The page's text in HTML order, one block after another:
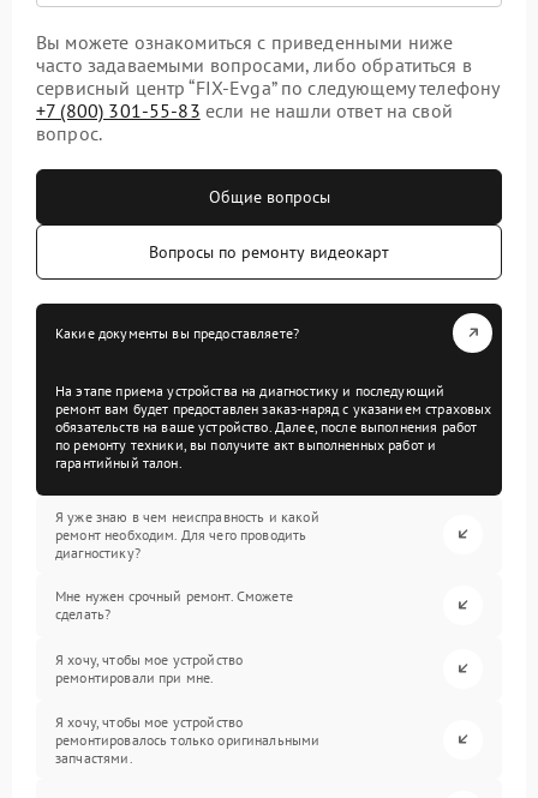
Вы можете ознакомиться с приведенными ниже
часто задаваемыми вопросами, либо обратиться в
сервисный центр “FIX-Evga” по следующему телефону
+7 (800) 301-55-83 если не нашли ответ на свой
вопрос.
Общие вопросы
Вопросы по ремонту видеокарт
Какие документы вы предоставляете?
На этапе приема устройства на диагностику и последующий
ремонт вам будет предоставлен заказ-наряд с указанием страховых
обязательств на ваше устройство. Далее, после выполнения работ
по ремонту техники, вы получите акт выполненных работ и
гарантийный талон.
Я уже знаю в чем неисправность и какой
ремонт необходим. Для чего проводить
диагностику?
Мне нужен срочный ремонт. Сможете
сделать?
Я хочу, чтобы мое устройство
ремонтировали при мне.
Я хочу, чтобы мое устройство
ремонтировалось только оригинальными
запчастями.